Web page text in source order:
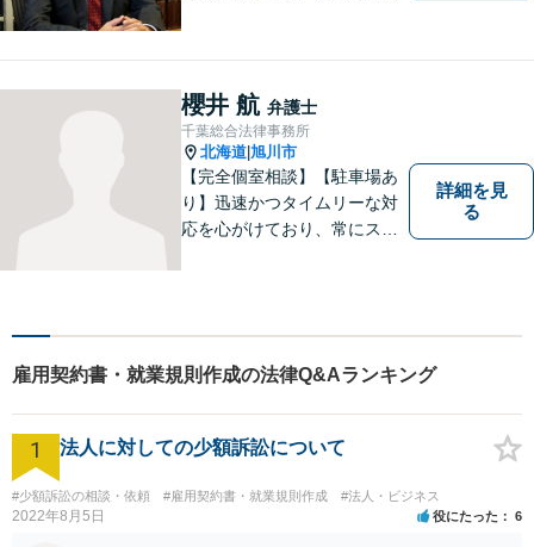
事務所】地域に密着した事務
所運営を継続し、100社以上
の企業様の顧問実績。交通事
故／相続などにも対応。
櫻井 航 弁護士
千葉総合法律事務所
北海道 旭川市
【完全個室相談】【駐車場あ
り】迅速かつタイムリーな対
応を心がけており、常にスム
と感じる方も、まずはお気軽
ます。
詳細を見
る
雇用契約書・就業規則作成の法律Q&Aランキング
1 法人に対しての少額訴訟について
#少額訴訟の相談・依頼 #雇用契約書・就業規則作成 #法人・ビジネス
2022年8月5日 役にたった 6